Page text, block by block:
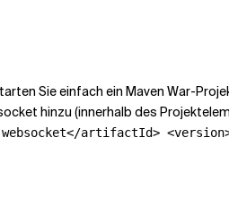
Sie einfach ein Maven War-
hinzu (innerhalb des
artifactId>